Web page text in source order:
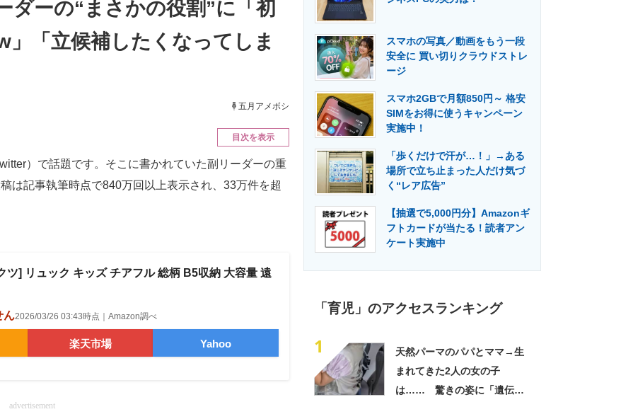
エネルギーの専門メディア 建設×テクノロジーの最前線
ーの“まさかの役割”に「初
」「立候補したくなってしま
五月アメボシ
目次を表示
）で話題です。そこに書かれていた副リーダーの重
は記事執筆時点で840万回以上表示され、33万件を超
ツ] リュック キッズ チアフル 総柄 B5収納 大容量 遠
ん2026/03/26 03:43時点｜Amazon調べ
楽天市場 Yahoo
advertisement
スマホの写真／動画をもう一段
安全に 買い切りクラウドストレ
ージ
スマホ2GBで月額850円～ 格安
SIMをお得に使うキャンペーン
実施中！
「歩くだけで汗が…！」→ある
場所で立ち止まった人だけ気づ
く“レア広告”
【抽選で5,000円分】Amazonギ
フトカードが当たる！読者アン
ケート実施中
「育児」のアクセスランキング
1
天然パーマのパパとママ→生
まれてきた2人の女の子
は…… 驚きの姿に「遺伝っ